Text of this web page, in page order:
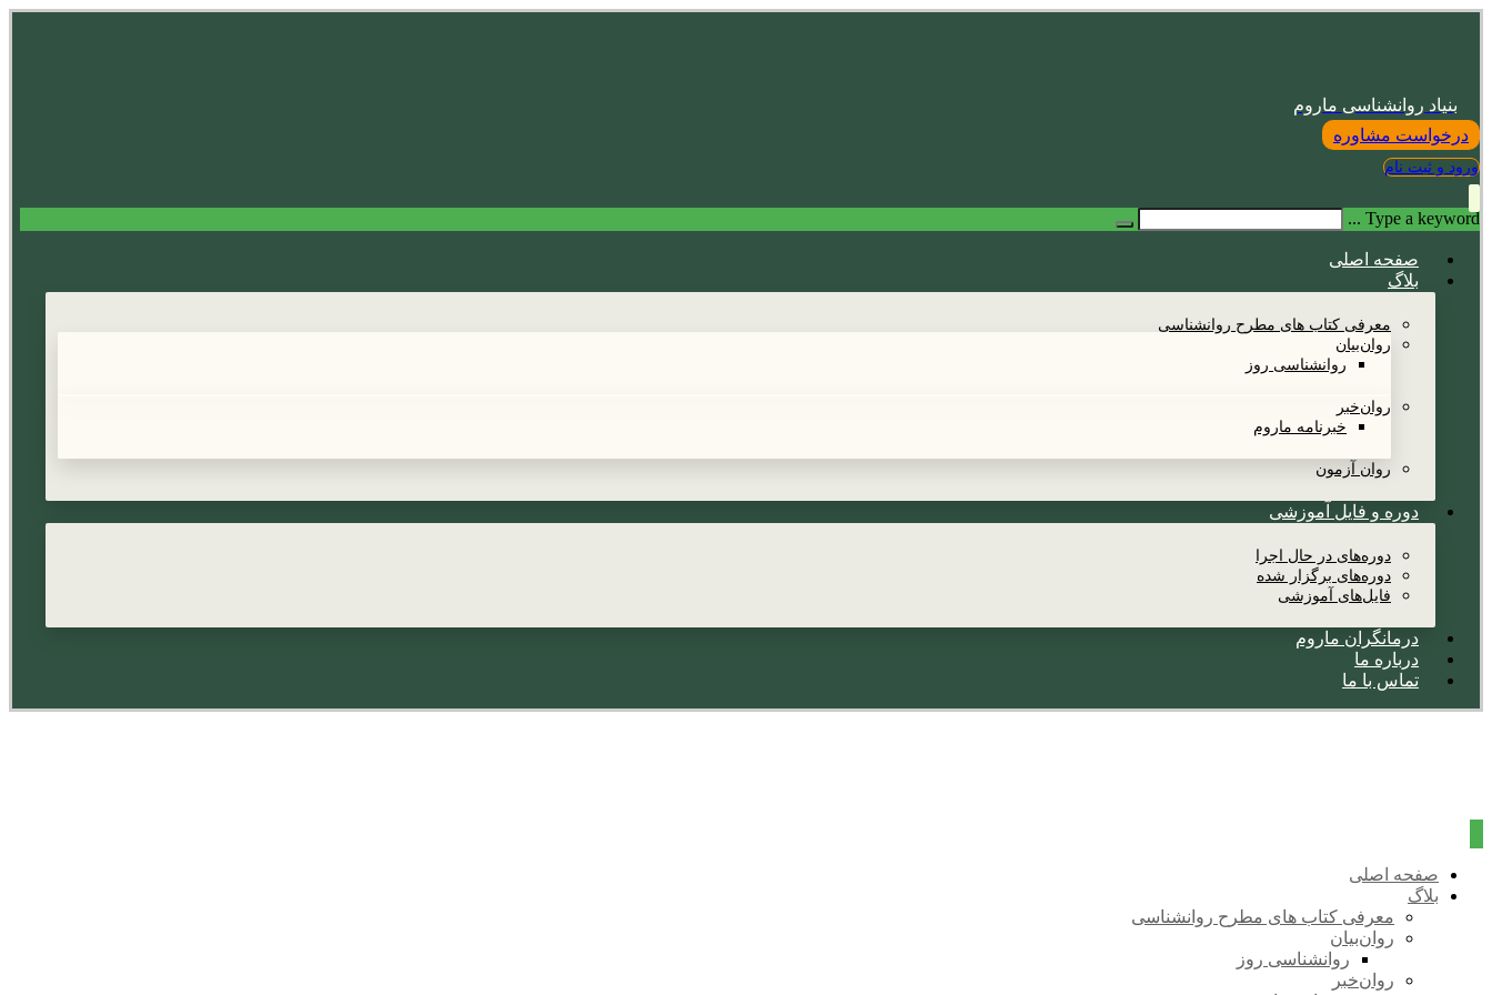
بنیاد روانشناسی ماروم
درخواست مشاوره
ورود و ثبت نام
Type a keyword ...
صفحه اصلی
بلاگ
معرفی کتاب های مطرح روانشناسی
روان‌بیان
روانشناسی روز
روان‌خبر
خبرنامه ماروم
روان آزمون
دوره و فایل آموزشی
دوره‌های در حال اجرا
دوره‌های برگزار شده
فایل‌های آموزشی
درمانگران ماروم
درباره ما
تماس با ما
صفحه اصلی
بلاگ
معرفی کتاب های مطرح روانشناسی
روان‌بیان
روانشناسی روز
روان‌خبر